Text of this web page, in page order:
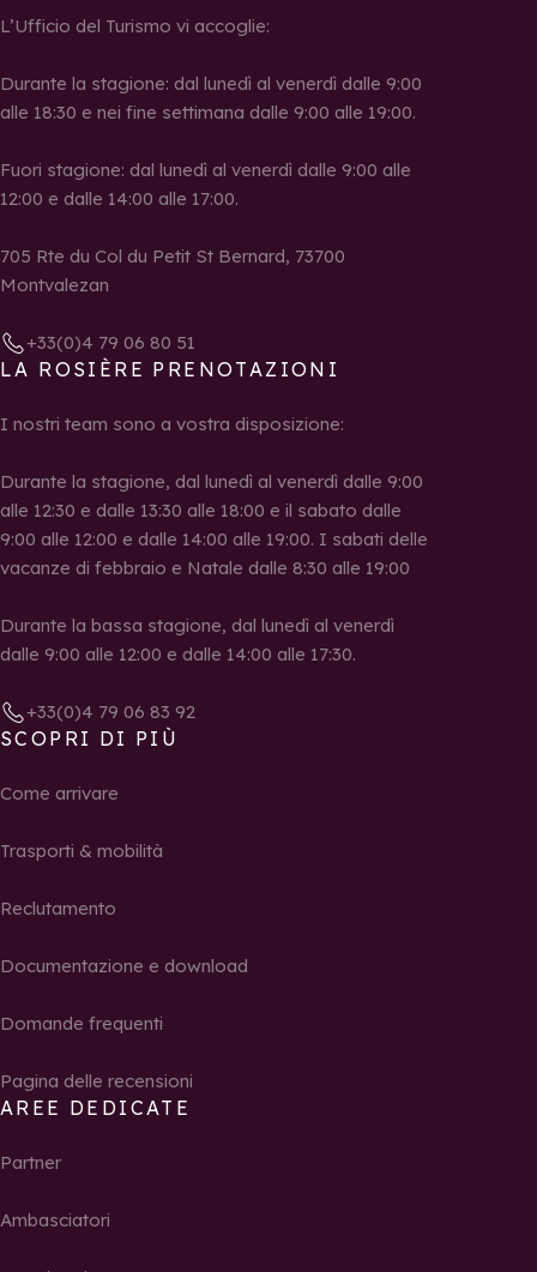
L’Ufficio del Turismo vi accoglie:
Durante la stagione: dal lunedì al venerdì dalle 9:00
alle 18:30 e nei fine settimana dalle 9:00 alle 19:00.
Fuori stagione: dal lunedì al venerdì dalle 9:00 alle
12:00 e dalle 14:00 alle 17:00.
705 Rte du Col du Petit St Bernard, 73700
Montvalezan
+33(0)4 79 06 80 51
LA ROSIÈRE PRENOTAZIONI
I nostri team sono a vostra disposizione:
Durante la stagione, dal lunedì al venerdì dalle 9:00
alle 12:30 e dalle 13:30 alle 18:00 e il sabato dalle
9:00 alle 12:00 e dalle 14:00 alle 19:00. I sabati delle
vacanze di febbraio e Natale dalle 8:30 alle 19:00
Durante la bassa stagione, dal lunedì al venerdì
dalle 9:00 alle 12:00 e dalle 14:00 alle 17:30.
+33(0)4 79 06 83 92
SCOPRI DI PIÙ
Come arrivare
Trasporti & mobilità
Reclutamento
Documentazione e download
Domande frequenti
Pagina delle recensioni
AREE DEDICATE
Partner
Ambasciatori